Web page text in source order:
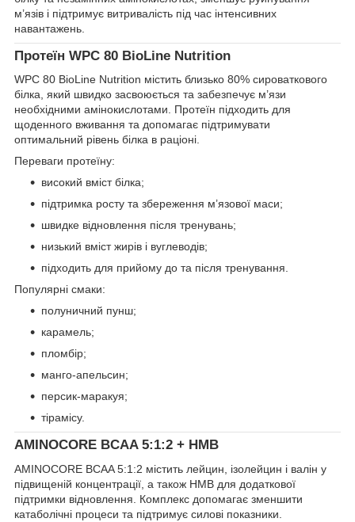
м’язів і підтримує витривалість під час інтенсивних
навантажень.
Протеїн WPC 80 BioLine Nutrition
WPC 80 BioLine Nutrition містить близько 80% сироваткового
білка, який швидко засвоюється та забезпечує м’язи
необхідними амінокислотами. Протеїн підходить для
щоденного вживання та допомагає підтримувати
оптимальний рівень білка в раціоні.
Переваги протеїну:
високий вміст білка;
підтримка росту та збереження м’язової маси;
швидке відновлення після тренувань;
низький вміст жирів і вуглеводів;
підходить для прийому до та після тренування.
Популярні смаки:
полуничний пунш;
карамель;
пломбір;
манго-апельсин;
персик-маракуя;
тірамісу.
AMINOCORE BCAA 5:1:2 + HMB
AMINOCORE BCAA 5:1:2 містить лейцин, ізолейцин і валін у
підвищеній концентрації, а також HMB для додаткової
підтримки відновлення. Комплекс допомагає зменшити
катаболічні процеси та підтримує силові показники.